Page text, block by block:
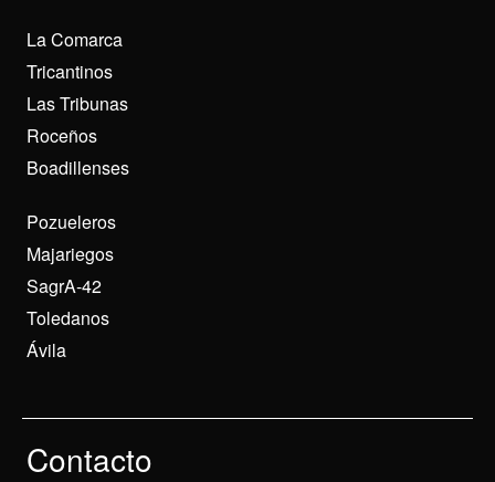
La Comarca
Tricantinos
Las Tribunas
Roceños
Boadillenses
Pozueleros
Majariegos
SagrA-42
Toledanos
Ávila
Contacto